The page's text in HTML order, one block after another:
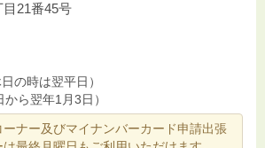
21番45号
の時は翌平日）
ら翌年1月3日）
ナー及びマイナンバーカード申請出張